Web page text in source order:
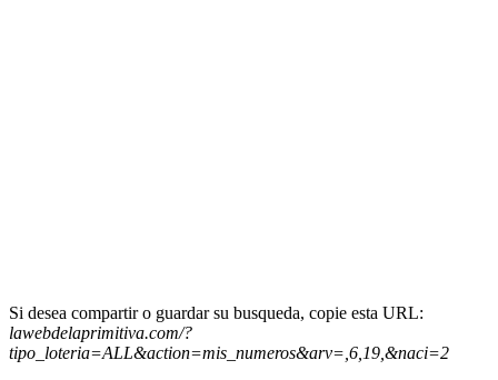
Si desea compartir o guardar su busqueda, copie esta URL:
lawebdelaprimitiva.com/?
tipo_loteria=ALL&action=mis_numeros&arv=,6,19,&naci=2